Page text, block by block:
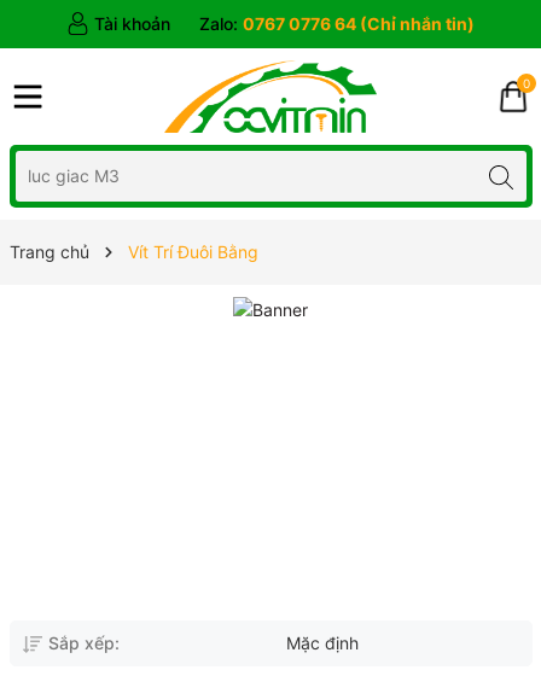
Tài khoản Zalo: 0767 0776 64 (Chỉ nhắn tin)
0
Trang chủ Vít Trí Đuôi Bằng
Sắp xếp: Mặc định